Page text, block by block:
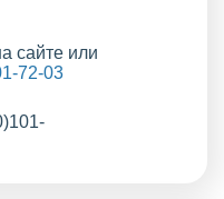
сайте или
72-03